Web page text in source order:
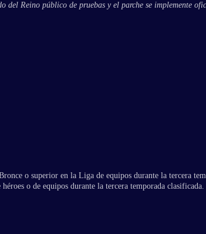
Reino público de pruebas y el parche se implemente
o superior en la Liga de equipos durante la tercera
o de equipos durante la tercera temporada clasificada.